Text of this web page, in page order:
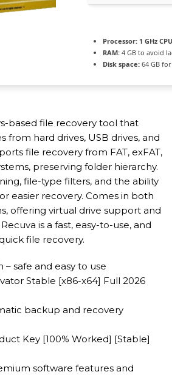
Processor: 1 GHz
RAM: 4 GB to avoid
Disk space: 64 GB
based file recovery tool that
from hard drives, USB drives, and
file recovery from FAT, exFAT,
preserving folder hierarchy.
file-type filters, and the ability
easier recovery. Comes in both
offering virtual drive support and
is a fast, easy-to-use, and
file recovery.
safe and easy to use
Stable [x86-x64] Full 2026
backup and recovery
Key [100% Worked] [Stable]
software features and